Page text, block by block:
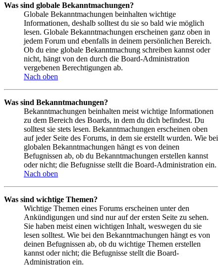
Was sind globale Bekanntmachungen?
Globale Bekanntmachungen beinhalten wichtige
Informationen, deshalb solltest du sie so bald wie möglich
lesen. Globale Bekanntmachungen erscheinen ganz oben in
jedem Forum und ebenfalls in deinem persönlichen Bereich.
Ob du eine globale Bekanntmachung schreiben kannst oder
nicht, hängt von den durch die Board-Administration
vergebenen Berechtigungen ab.
Nach oben
Was sind Bekanntmachungen?
Bekanntmachungen beinhalten meist wichtige Informationen
zu dem Bereich des Boards, in dem du dich befindest. Du
solltest sie stets lesen. Bekanntmachungen erscheinen oben
auf jeder Seite des Forums, in dem sie erstellt wurden. Wie bei
globalen Bekanntmachungen hängt es von deinen
Befugnissen ab, ob du Bekanntmachungen erstellen kannst
oder nicht; die Befugnisse stellt die Board-Administration ein.
Nach oben
Was sind wichtige Themen?
Wichtige Themen eines Forums erscheinen unter den
Ankündigungen und sind nur auf der ersten Seite zu sehen.
Sie haben meist einen wichtigen Inhalt, weswegen du sie
lesen solltest. Wie bei den Bekanntmachungen hängt es von
deinen Befugnissen ab, ob du wichtige Themen erstellen
kannst oder nicht; die Befugnisse stellt die Board-
Administration ein.